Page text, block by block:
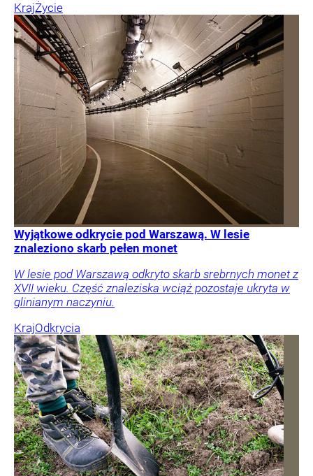
KrajŻycie
Wyjątkowe odkrycie pod Warszawą. W lesie
znaleziono skarb pełen monet
W lesie pod Warszawą odkryto skarb srebrnych monet z
XVII wieku. Część znaleziska wciąż pozostaje ukryta w
glinianym naczyniu.
KrajOdkrycia